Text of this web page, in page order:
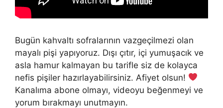
Bugün kahvaltı sofralarının vazgeçilmezi olan
mayalı pişi yapıyoruz. Dışı çıtır, içi yumuşacık ve
asla hamur kalmayan bu tarifle siz de kolayca
nefis pişiler hazırlayabilirsiniz. Afiyet olsun!
Kanalıma abone olmayı, videoyu beğenmeyi ve
yorum bırakmayı unutmayın.